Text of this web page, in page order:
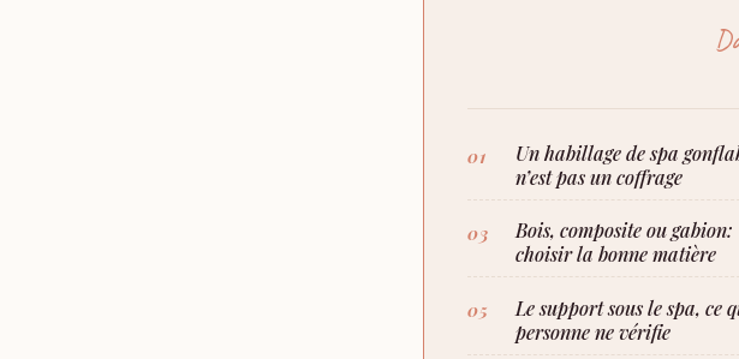
Un habillage de spa
n’est pas un coffrage
Bois, composite ou gabion:
choisir la bonne matière
Le support sous le spa, ce
personne ne vérifie